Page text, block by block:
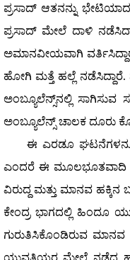
ಪ್ರಸಾದ್ ಆತನನ್ನು
ಪ್ರಸಾದ್ ಮೇಲೆ ದಾಳಿ
ಅಮಾನವೀಯವಾಗಿ
ಹೋಗಿ ಮತ್ತೆ ಹಲ್ಲೆ
ಅಂಬ್ಯೂಲೆನ್ಸ್‌ನಲ್ಲಿ ಸಾಗಿಸುವ
ಅಂಬ್ಯೂಲೆನ್ಸ್ ಚಾಲಕ ದೂರು
ಈ ಎರಡೂ ಘಟನೆಗಳನ್ನೂ
ಎಂದರೆ ಈ ಮೂಲಭೂತವಾದಿ
ವಿರುದ್ದ ಮತ್ತು ಮಾನವ
ಕೇಂದ್ರ ಭಾಗದಲ್ಲಿ ಹಿಂದೂ
ಗುರುತಿಸಿಕೊಂಡಿರುವ ಮಾನವ
ಯುವತಿಯರ ಮೇಲೆ ನಡೆದ